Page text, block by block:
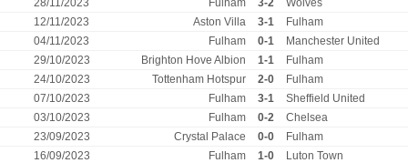
28/11/2023
Fulham 3-2
Wolves
12/11/2023
Aston Villa 3-1
Fulham
04/11/2023
Fulham 0-1
Manchester United
29/10/2023
Brighton Hove Albion 1-1
Fulham
24/10/2023
Tottenham Hotspur 2-0
Fulham
07/10/2023
Fulham 3-1
Sheffield United
03/10/2023
Fulham 0-2
Chelsea
23/09/2023
Crystal Palace 0-0
Fulham
16/09/2023
Fulham 1-0
Luton Town